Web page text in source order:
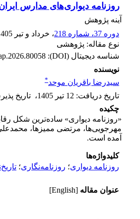
روزنامه دیواری‌های مدارس
آینه پژوهش
دوره 37، شماره 218
، خرداد و تیر 1405
نوع مقاله: پژوهشی
شناسه دیجیتال (DOI):
نویسنده
سیدرضا باقریان موحد*
تاریخ دریافت: 12 تیر 1405 ، تاریخ
چکیده
«روزنامه دیواری» ساده‌ترین شکل
آمده است.
کلیدواژه‌ها
روزنامه دیواری؛ روزنامه‌نگاری؛
عنوان مقاله [English]